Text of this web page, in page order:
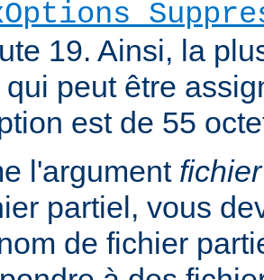
19. Ainsi, la
qui peut être
est de 55
l'argument fichier
partiel, vous
de fichier